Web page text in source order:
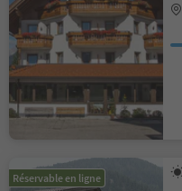
Réservable en ligne